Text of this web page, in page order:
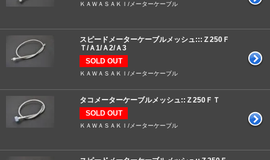
ＫＡＷＡＳＡＫＩ/メーターケーブル
スピードメーターケーブルメッシュ:::Ｚ250Ｆ
Ｔ/Ａ1/Ａ2/Ａ3
SOLD OUT
ＫＡＷＡＳＡＫＩ/メーターケーブル
タコメーターケーブルメッシュ::Ｚ250ＦＴ
SOLD OUT
ＫＡＷＡＳＡＫＩ/メーターケーブル